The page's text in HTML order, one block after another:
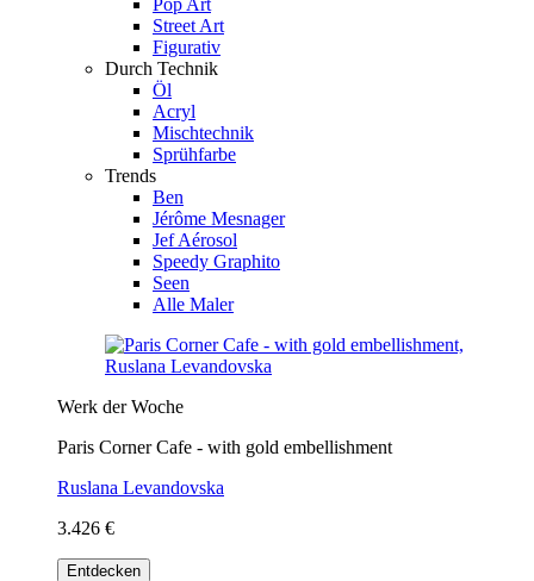
Street Art
Figurativ
Durch Technik
Öl
Acryl
Mischtechnik
Sprühfarbe
Trends
Ben
Jérôme Mesnager
Jef Aérosol
Speedy Graphito
Seen
Alle Maler
Werk der Woche
Paris Corner Cafe - with gold embellishment
Ruslana Levandovska
3.426 €
Entdecken